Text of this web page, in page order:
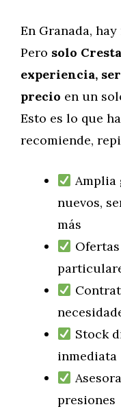
En Granada,
Pero solo
experiencia,
precio en un
Esto es lo que
recomiende,
Amplia
nuevos,
más
Stock
inmediata
presiones